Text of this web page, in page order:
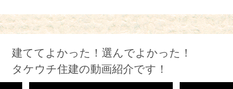
建ててよかった！選んでよかった！
タケウチ住建の動画紹介です！